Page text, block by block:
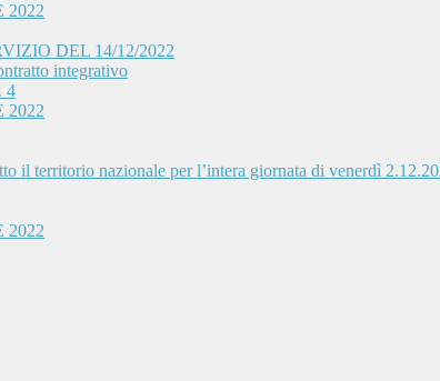
2022
DEL 14/12/2022
integrativo
4
2022
il territorio nazionale per l’intera giornata di venerdì
2022